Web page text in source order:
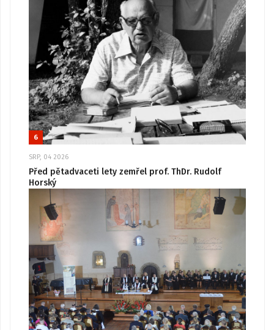
6
SRP, 04 2026
Před pětadvaceti lety zemřel prof. ThDr. Rudolf
Horský